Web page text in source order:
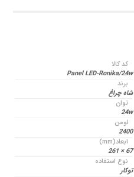
کد کالا
Panel LED-Ronika/24w
برند
شاه چراغ
توان
24w
لومن
2400
ابعاد(mm)
67 × 261
نوع استفاده
توکار